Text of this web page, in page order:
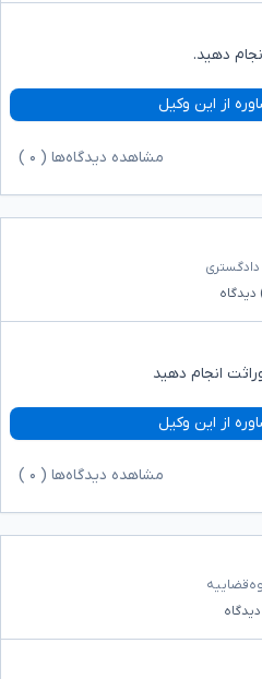
دهید.
از این وکیل
مشاهده دیدگاه‌ها ( ۰
دیدگاه
انجام دهید
از این وکیل
مشاهده دیدگاه‌ها ( ۰
دیدگاه